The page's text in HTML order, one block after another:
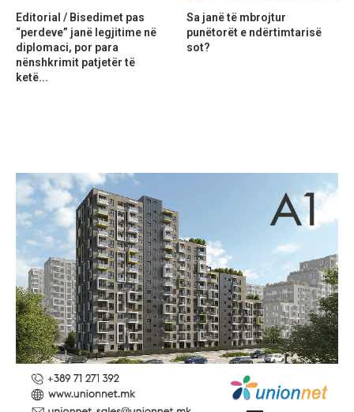
Editorial / Bisedimet pas
“perdeve” janë legjitime në
diplomaci, por para
nënshkrimit patjetër të
ketë...
Sa janë të mbrojtur
punëtorët e ndërtimtarisë
sot?